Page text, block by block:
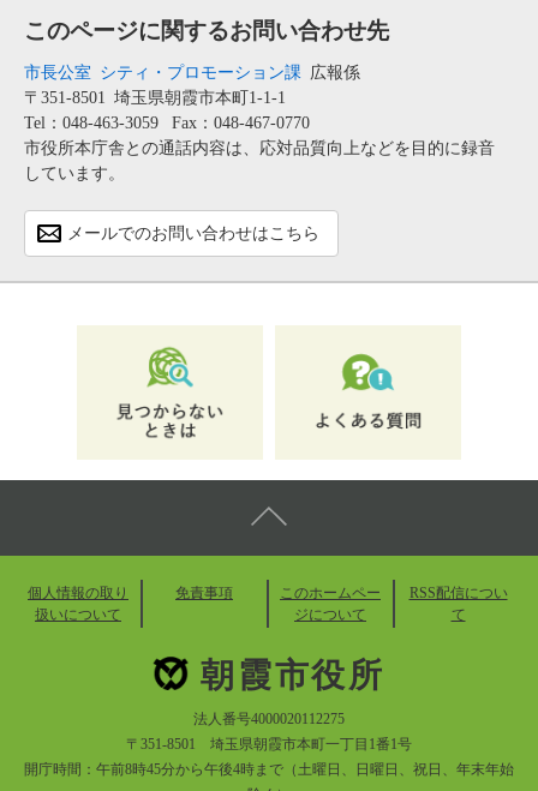
このページに関するお問い合わせ先
市長公室 シティ・プロモーション課 広報係
〒351-8501 埼玉県朝霞市本町1-1-1
Tel：048-463-3059
Fax：048-467-0770
市役所本庁舎との通話内容は、応対品質向上などを目的に録音
しています。
メールでのお問い合わせはこちら
個人情報の取り
扱いについて
免責事項
このホームペー
ジについて
RSS配信につい
て
朝霞市役所
法人番号4000020112275
〒351-8501 埼玉県朝霞市本町一丁目1番1号
開庁時間：午前8時45分から午後4時まで（土曜日、日曜日、祝日、年末年始